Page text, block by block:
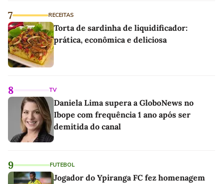
7 RECEITAS
Torta de sardinha de liquidificador:
prática, econômica e deliciosa
8 TV
Daniela Lima supera a GloboNews no
Ibope com frequência 1 ano após ser
demitida do canal
9 FUTEBOL
Jogador do Ypiranga FC fez homenagem